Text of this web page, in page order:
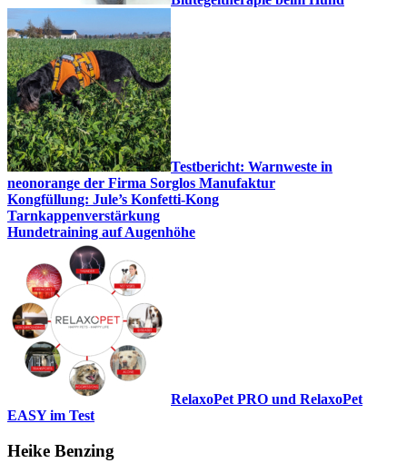
Testbericht: Warnweste in
neonorange der Firma Sorglos Manufaktur
Kongfüllung: Jule’s Konfetti-Kong
Tarnkappenverstärkung
Hundetraining auf Augenhöhe
RelaxoPet PRO und RelaxoPet
EASY im Test
Heike Benzing